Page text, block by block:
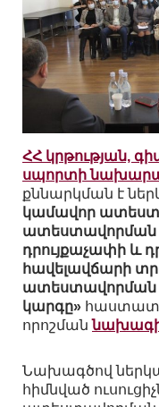
ՀՀ կրթության,
սպորտի
քննարկման է
կամավոր
ատեստավորման
դրույքաչափի և
հավելավճարի
ատեստավորման
կարգը»
որոշման
Նախագծով
հիմնված